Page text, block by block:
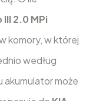
2.0 MPi
komory, w której
według
może